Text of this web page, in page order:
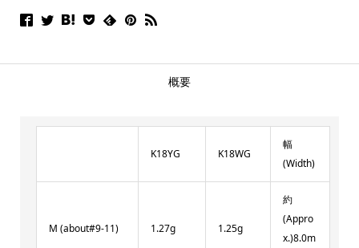
概要
K18YG K18WG
幅
(Width)
M (about#9-11) 1.27g 1.25g
約
(Appro
x.)8.0m